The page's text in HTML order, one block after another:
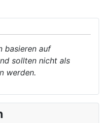
basieren auf
sollten nicht als
werden.